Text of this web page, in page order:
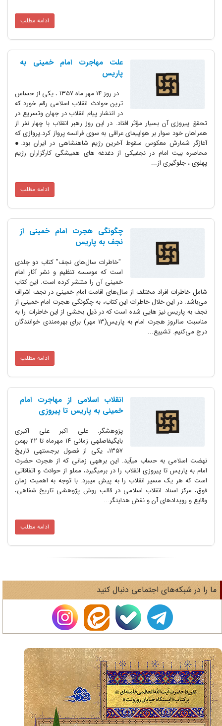
ادامه مطلب
علت مهاجرت امام خمینی به
پاریس
در روز ۱۴ مهر ماه ۱۳۵۷ ، یکی از حساس
ترین حوادث انقلاب اسلامی رقم خورد که
در انتشار پیام انقلاب در جهان وتسریع در
تحقق پیروزی آن بسیار مؤثر افتاد. در این روز رهبر انقلاب با چهار نفر از
همراهان خود سوار بر هواپیمای عراقی به سوی فرانسه پرواز کرد.پروازی که
آغازگر شمارش معکوس سقوط آخرین رژیم شاهنشاهی در ایران بود.●
محاصره بیت امام در نجفیکی از دغدغه های همیشگی کارگزاران رژیم
پهلوی ، جلوگیری از...
ادامه مطلب
چگونگی هجرت امام خمینی از
نجف به پاریس
"خاطرات سال‌های نجف" کتاب دو جلدی
است که موسسه تنظیم و نشر آثار امام
خمینی آن را منتشر کرده است. این کتاب
شامل خاطرات افراد مختلف از سال‌های اقامت امام خمینی در نجف اشراف
می‌باشد. در این خلال خاطرات این کتاب، به چگونگی هجرت امام خمینی از
نجف به پاریس نیز ‌هایی شده است که در ذیل بخشی از این خاطرات را به
مناسبت سالروز هجرت امام به پاریس(13 مهر) برای بهره‌مندی خوانندگان
درج می‌کنیم. تشییع...
ادامه مطلب
انقلاب اسلامی از مهاجرت امام
خمینی به پاریس تا پیروزی
پژوهشگر: علی اکبر علی اکبری
بایگیفاصله‏ی زمانی ۱۴ مهرماه تا ۲۲ بهمن
۱۳۵۷، یکی از فصول برجسته‏ی تاریخ
نهضت اسلامی به حساب می‏آید. این برهه‏ی زمانی که از هجرت حضرت
امام به پاریس تا پیروزی انقلاب را در برمی‏گیرد، مملو از حوادث و اتفاقاتی
است که هر یک مسیر انقلاب را به پیش می‏برد. با توجه به اهمیت زمان
فوق، مرکز اسناد انقلاب اسلامی در قالب روش پژوهشی تاریخ شفاهی،
وقایع و رویدادهای آن و نقش هدایت‏گر...
ادامه مطلب
را در شبکه‌های اجتماعی دنبال کنید